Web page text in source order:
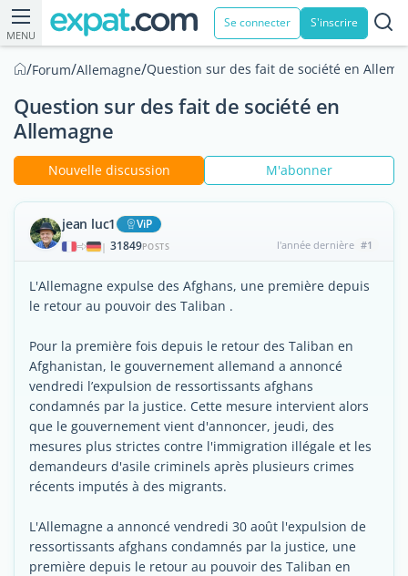
MENU
Se connecter S'inscrire
/Forum/Allemagne/Question sur des fait de société en
Question sur des fait de société en
Allemagne
Nouvelle discussion M'abonner
jean luc1 ViP
| 31849POSTS l'année dernière #1
L'Allemagne expulse des Afghans, une première depuis
le retour au pouvoir des Taliban .
Pour la première fois depuis le retour des Taliban en
Afghanistan, le gouvernement allemand a annoncé
vendredi l’expulsion de ressortissants afghans
condamnés par la justice. Cette mesure intervient alors
que le gouvernement vient d'annoncer, jeudi, des
mesures plus strictes contre l'immigration illégale et les
demandeurs d'asile criminels après plusieurs crimes
récents imputés à des migrants.
L'Allemagne a annoncé vendredi 30 août l'expulsion de
ressortissants afghans condamnés par la justice, une
première depuis le retour au pouvoir des Taliban en